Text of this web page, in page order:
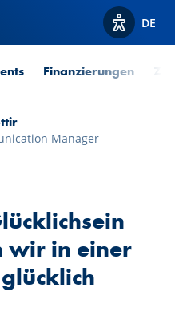
Optionen
DE
Finanzierungen
Manager
wir in einer